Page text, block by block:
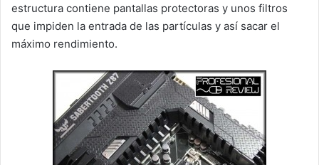
estructura contiene pantallas protectoras y unos filtros
que impiden la entrada de las partículas y así sacar el
máximo rendimiento.